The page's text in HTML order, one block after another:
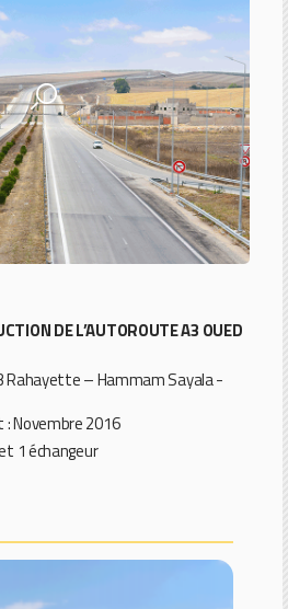
DE L’AUTOROUTE A3 OUED
Rahayette – Hammam Sayala -
: Novembre 2016
1 échangeur